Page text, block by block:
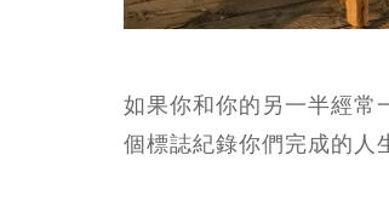
如果你和你的另一半經
個標誌紀錄你們完成的人